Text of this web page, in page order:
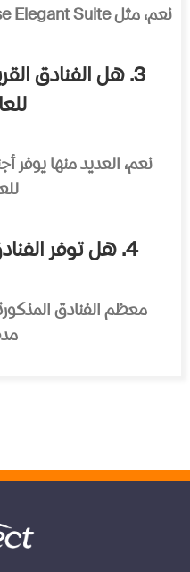
نعم، مثل Andalouse Elegant Suite بأسعار مناسبة جداً.
3. هل الفنادق
نعم، العديد منها
4. هل توفر الفنادق خدمة نقل للمطار؟
معظم الفنادق